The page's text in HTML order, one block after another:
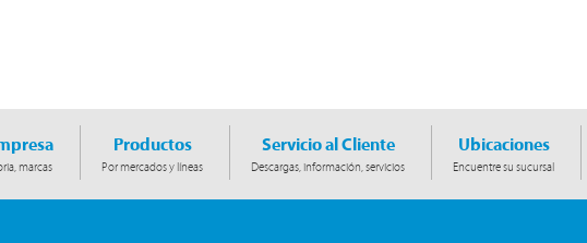
marcas
Productos
Por mercados y líneas
Servicio al Cliente
Descargas, información, servicios
Ubicaciones
Encuentre su sucursal